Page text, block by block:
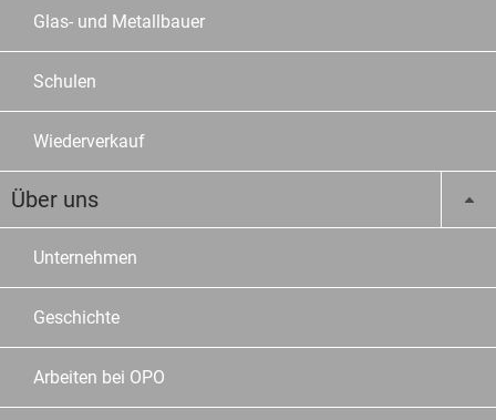
Glas- und Metallbauer
Schulen
Wiederverkauf
Über uns
Unternehmen
Geschichte
Arbeiten bei OPO